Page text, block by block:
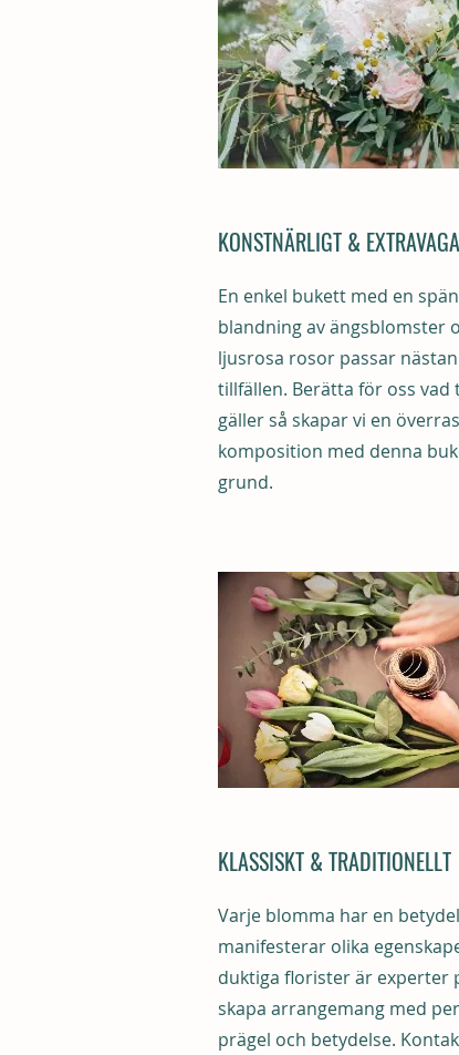
KONSTNÄRLIGT &
En enkel bukett med en
blandning av ängsblomster
ljusrosa rosor passar
tillfällen. Berätta för oss vad
gäller så skapar vi en
komposition med denna
grund.
KLASSISKT & TRADITIONELLT
Varje blomma har en
manifesterar olika
duktiga florister är experter
skapa arrangemang med
prägel och betydelse.